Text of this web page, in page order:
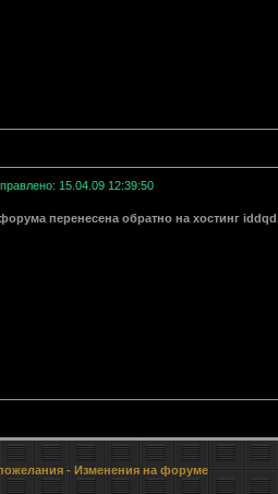
15.04.09 12:39:50
перенесена обратно на хостинг
- Изменения на форуме